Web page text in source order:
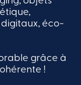
éco-
grâce à
!